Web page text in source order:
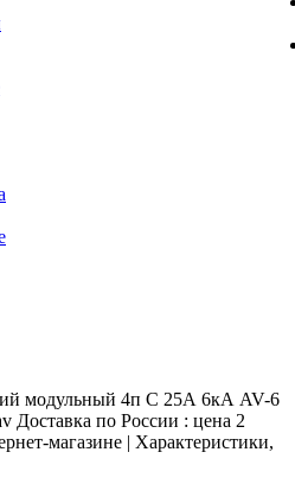
модульный 4п C 25А 6кА AV-6
Доставка по России : цена 2
магазине | Характеристики,